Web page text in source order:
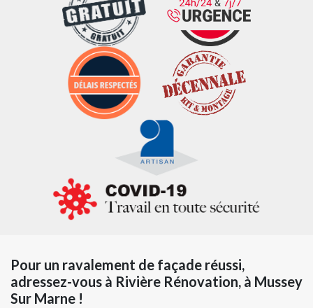
Pour un ravalement de façade réussi,
adressez-vous à Rivière Rénovation, à Mussey
Sur Marne !